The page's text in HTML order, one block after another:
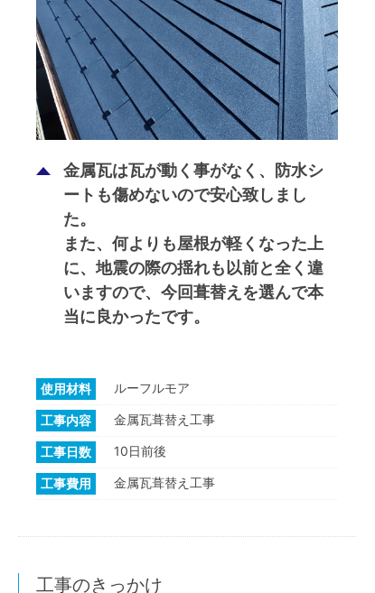
金属瓦は瓦が動く事がなく、防水シ
ートも傷めないので安心致しまし
た。
また、何よりも屋根が軽くなった上
に、地震の際の揺れも以前と全く違
いますので、今回葺替えを選んで本
当に良かったです。
使用材料 ルーフルモア
工事内容 金属瓦葺替え工事
工事日数 10日前後
工事費用 金属瓦葺替え工事
工事のきっかけ